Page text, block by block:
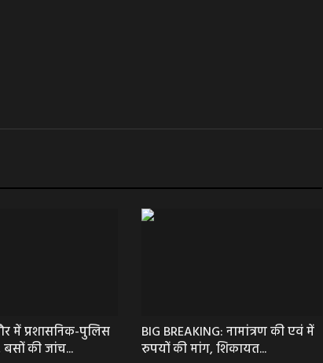
में प्रशासनिक-पुलिस
बसों की जांच...
BIG BREAKING: नामांत्रण की एवं में
रुपयों की मांग, शिकायत...